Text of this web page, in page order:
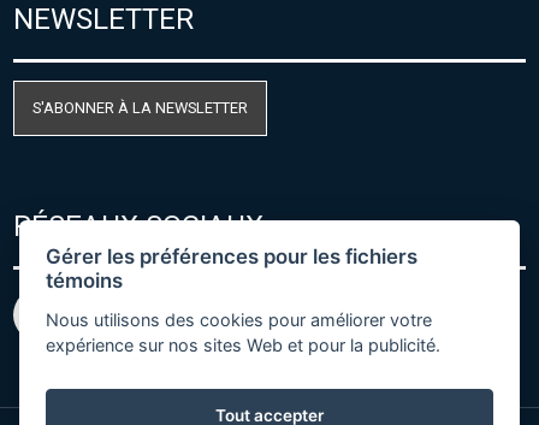
NEWSLETTER
S'ABONNER À LA NEWSLETTER
RÉSEAUX SOCIAUX
Gérer les préférences pour les fichiers
témoins
Nous utilisons des cookies pour améliorer votre
expérience sur nos sites Web et pour la publicité.
Tout accepter